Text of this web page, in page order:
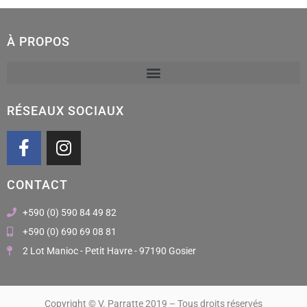
À PROPOS
RÉSEAUX SOCIAUX
F
a
e
b
o
o
k
I
n
t
a
g
r
a
CONTACT
+590 (0) 590 84 49 82
+590 (0) 690 69 08 81
2 Lot Manioc - Petit Havre - 97190 Gosier
Copyright © V. Parratte 2019 – Tous droits réservés